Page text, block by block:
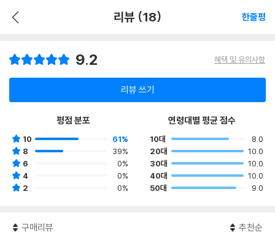
리뷰 (18) 한줄평
9.2 혜택 및 유의사항
리뷰 쓰기
평점 분포
10
61%
8
39%
6
0%
4
0%
2
0%
연령대별 평균 점수
10대
8.0
20대
10.0
30대
10.0
40대
10.0
50대
9.0
구매리뷰 추천순